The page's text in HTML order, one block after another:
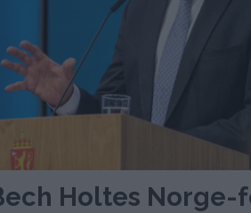
Holtes